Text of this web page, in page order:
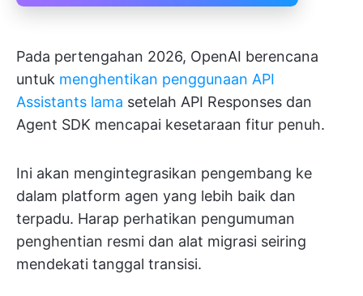
Pada pertengahan 2026, OpenAI berencana
untuk menghentikan penggunaan API
Assistants lama setelah API Responses dan
Agent SDK mencapai kesetaraan fitur penuh.
Ini akan mengintegrasikan pengembang ke
dalam platform agen yang lebih baik dan
terpadu. Harap perhatikan pengumuman
penghentian resmi dan alat migrasi seiring
mendekati tanggal transisi.